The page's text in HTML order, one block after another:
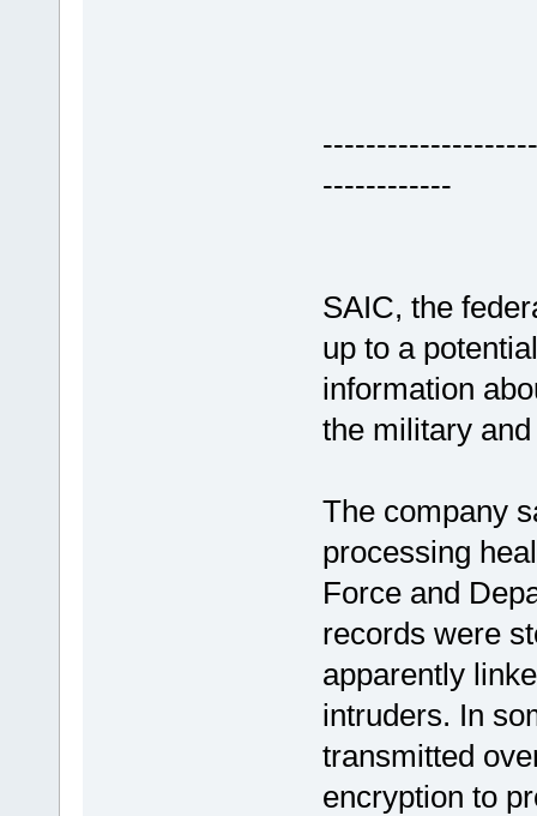
------------
SAIC, the
up to a
information
the military
The company
processing
Force and
records were
apparently
intruders. In
transmitted
encryption to